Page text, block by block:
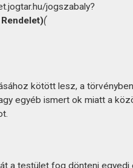
jogszabaly?
(
kötött lesz, a törvényben
egyéb ismert ok miatt a
a testület fog dönteni egyedi